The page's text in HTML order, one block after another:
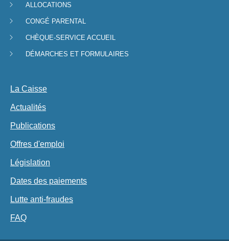
Menu
de
navigation
ALLOCATIONS
CONGÉ PARENTAL
CHÈQUE-SERVICE ACCUEIL
DÉMARCHES ET FORMULAIRES
La Caisse
Actualités
Publications
Offres d'emploi
Législation
Dates des paiements
Lutte anti-fraudes
FAQ